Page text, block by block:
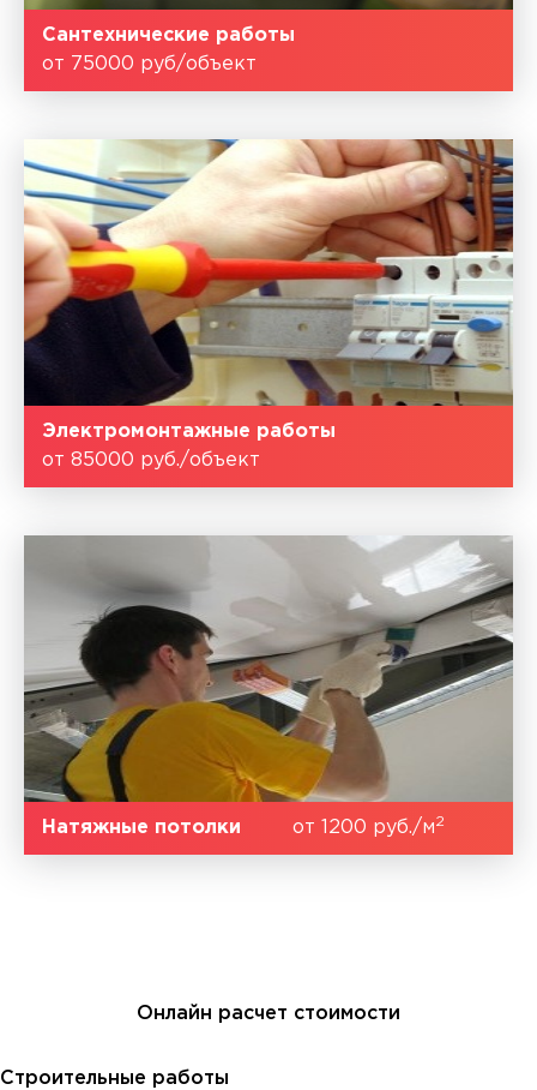
Сантехнические работы
от 75000 руб/объект
Электромонтажные работы
от 85000 руб./объект
Натяжные потолки от 1200 руб./м2
Онлайн расчет стоимости
Строительные работы